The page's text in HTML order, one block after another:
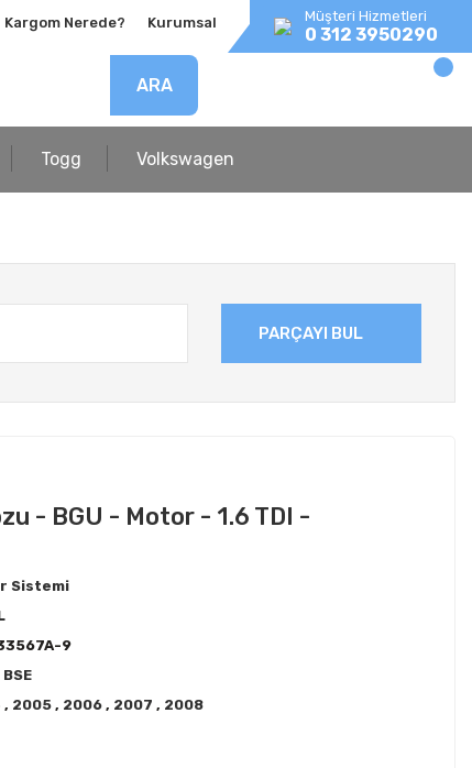
Kargom Nerede? Kurumsal Müşteri Hizmetleri
0 312 3950290
ARA
Togg Volkswagen
PARÇAYI BUL
- BGU - Motor - 1.6 TDI -
Sistemi
9
BSE
, 2005, 2006, 2007, 2008